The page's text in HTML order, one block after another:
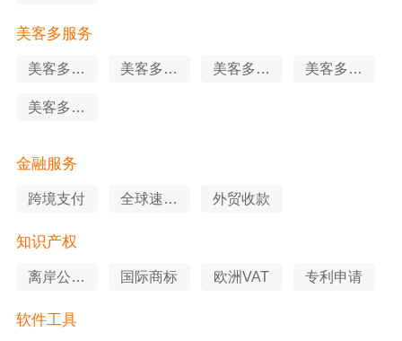
美客多服务
美客多站
外推广
美客多代
美客多知
美客多申
美客多软
金融服务
跨境支付
全球速卖
外贸收款
知识产权
离岸公司
国际商标 欧洲VAT 专利申请
软件工具